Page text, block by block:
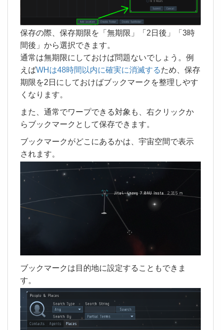
保存の際、保存期限を「無期限」「2日後」「3時
間後」から選択できます。
通常は無期限にしておけば問題ないでしょう。例
えばWHは48時間以内に確実に消滅するため、保存
期限を2日にしておけばブックマークを整理しやす
くなります。
また、通常でワープできる対象も、右クリックか
らブックマークとして保存できます。
ブックマークがどこにあるかは、宇宙空間で表示
されます。
ブックマークは目的地に設定することもできま
す。